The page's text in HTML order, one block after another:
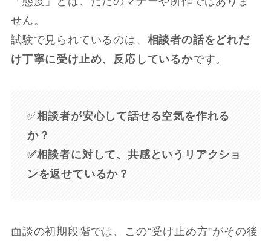
せん。
試験で見られているのは、 相談者の話をどれだ
け丁寧に受け止め、反応しているかです。
✅相談者が安心して話せる空気を作れる
か？
✅相談者に対して、共感というリアクショ
ンを返せているか？
面談の初期段階では、この“受け止め方”がその後